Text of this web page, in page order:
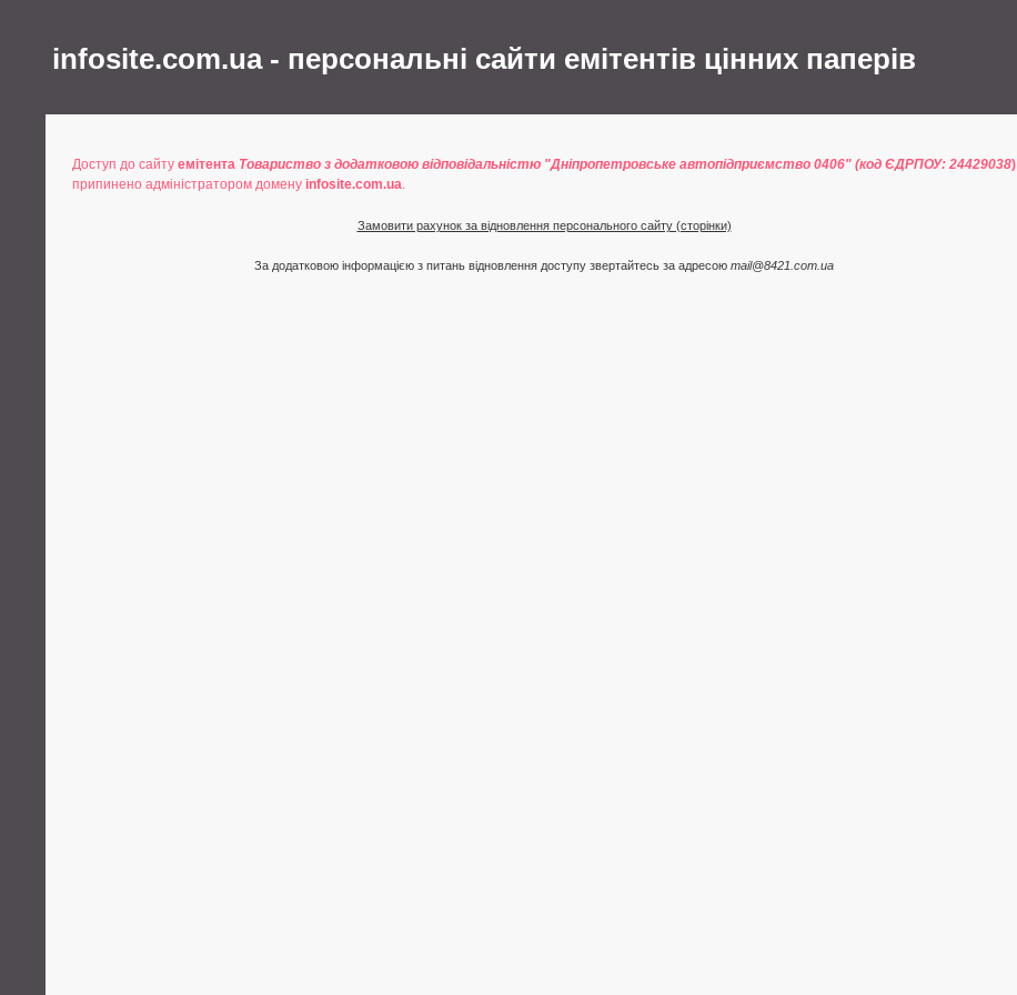
infosite.com.ua - персональні сайти емітентів цінних паперів
Доступ до сайту емітента Товариство з додатковою відповідальністю "Дніпропетровське автопідприємство 0406" (код ЄДРПОУ: 24429038)
припинено адміністратором домену infosite.com.ua.
Замовити рахунок за відновлення персонального сайту (сторінки)
За додатковою інформацією з питань відновлення доступу звертайтесь за адресою mail@8421.com.ua